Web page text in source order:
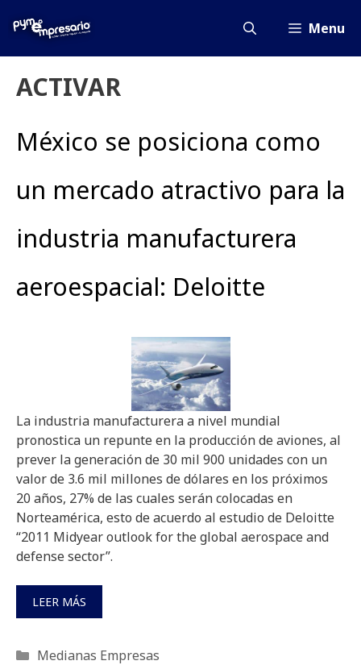
Menu
ACTIVAR
México se posiciona como
un mercado atractivo para la
industria manufacturera
aeroespacial: Deloitte
La industria manufacturera a nivel mundial
pronostica un repunte en la producción de aviones, al
prever la generación de 30 mil 900 unidades con un
valor de 3.6 mil millones de dólares en los próximos
20 años, 27% de las cuales serán colocadas en
Norteamérica, esto de acuerdo al estudio de Deloitte
“2011 Midyear outlook for the global aerospace and
defense sector”.
LEER MÁS
Categorías
Medianas Empresas